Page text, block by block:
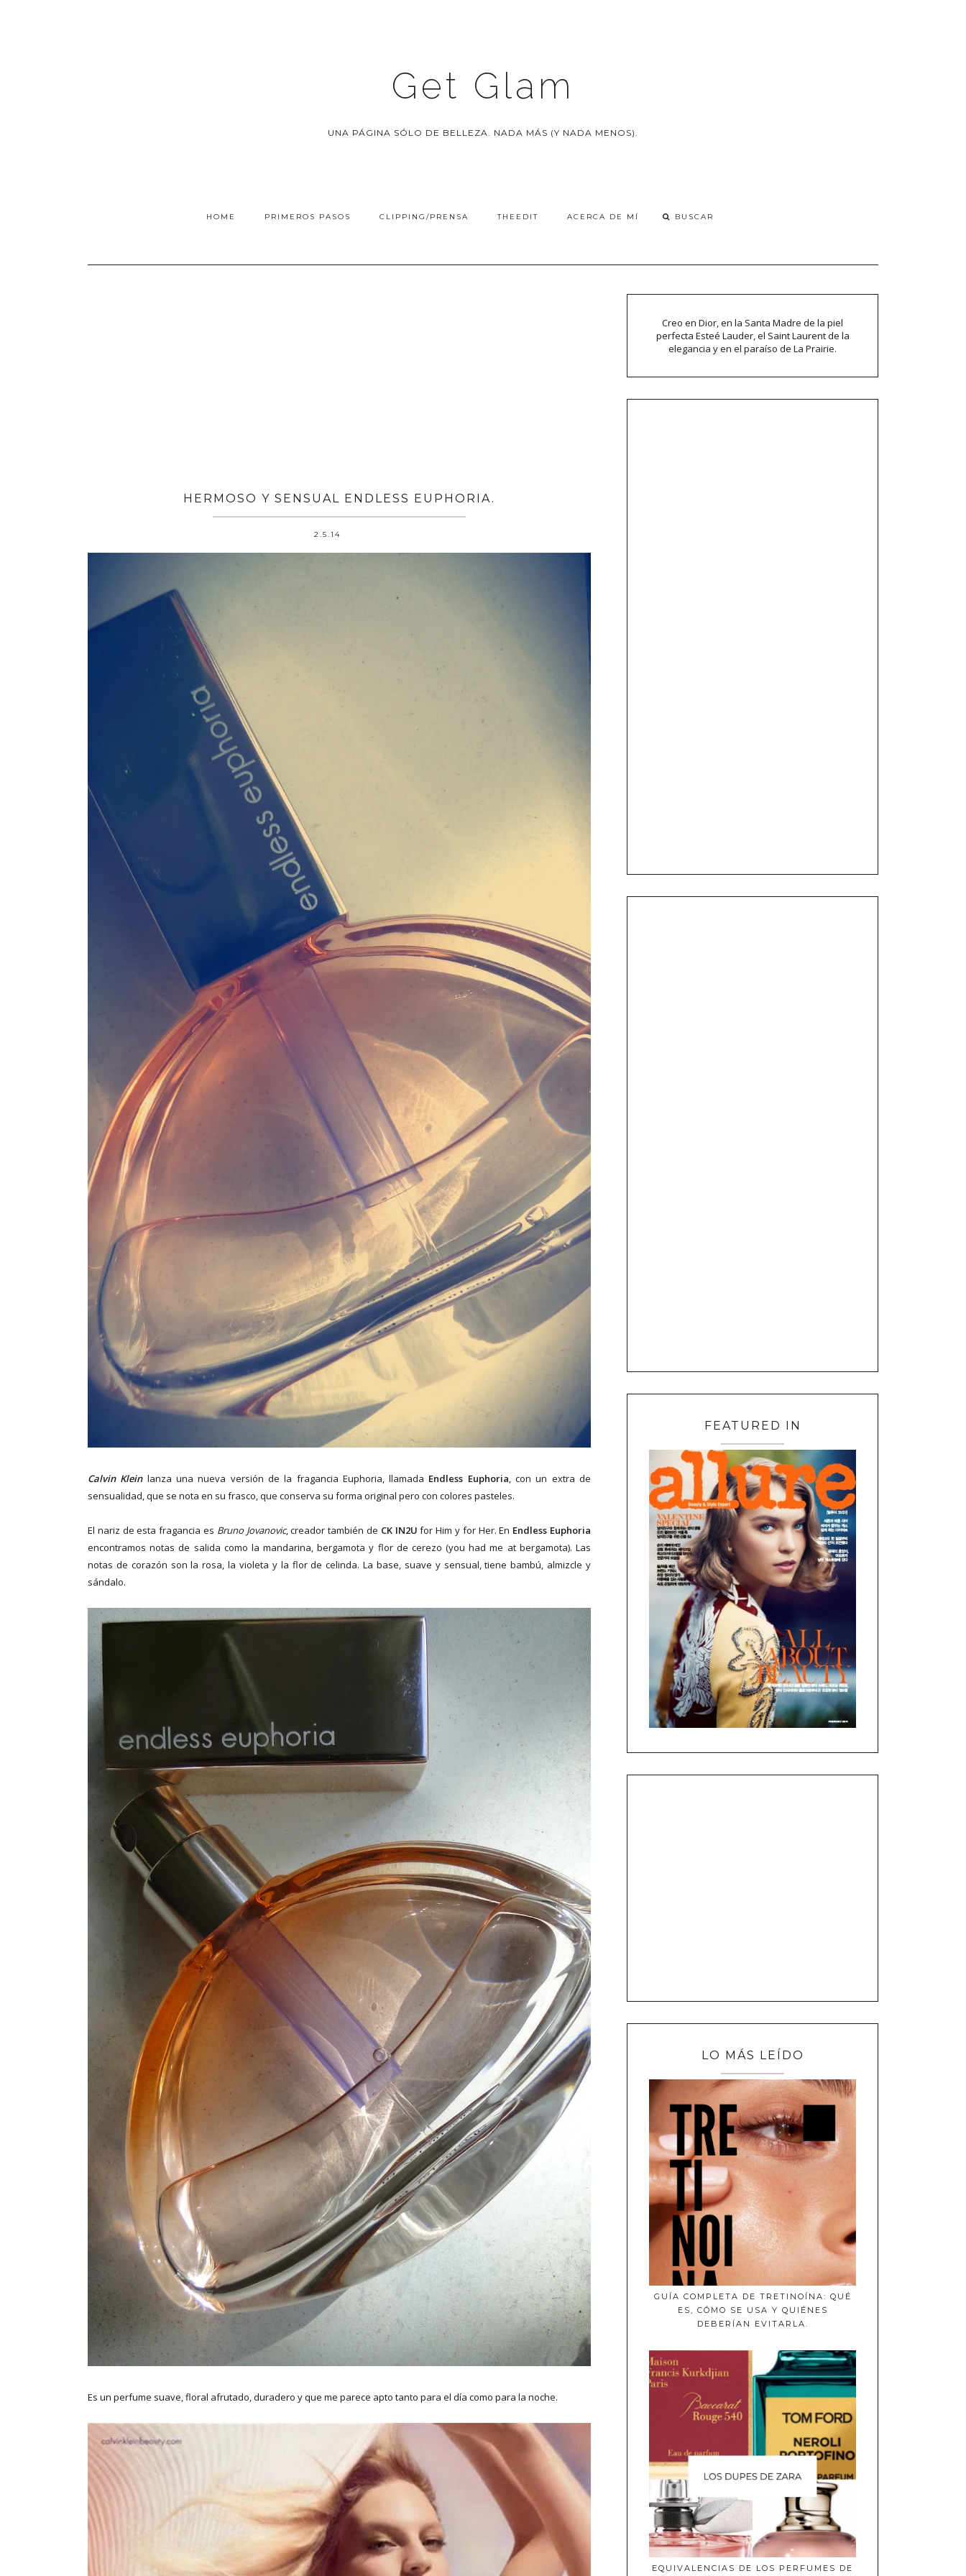
Get Glam
UNA PÁGINA SÓLO DE BELLEZA. NADA MÁS (Y NADA MENOS).
HOME PRIMEROS PASOS CLIPPING/PRENSA THEEDIT ACERCA DE MÍ
HERMOSO Y SENSUAL ENDLESS EUPHORIA.
2.5.14
Calvin Kleinlanza una nueva versión de la fragancia Euphoria, llamada Endless Euphoria, con un extra de
sensualidad, que se nota en su frasco, que conserva su forma original pero con colores pasteles.
El nariz de esta fragancia es Bruno Jovanovic, creador también de CK IN2U for Him y for Her. En Endless Euphoria
encontramos notas de salida como la mandarina, bergamota y flor de cerezo (you had me at bergamota). Las
notas de corazón son la rosa, la violeta y la flor de celinda. La base, suave y sensual, tiene bambú, almizcle y
sándalo.
Es un perfume suave, floral afrutado, duradero y que me parece apto tanto para el día como para la noche.
Creo en Dior, en la Santa Madre de la piel
perfecta Esteé Lauder, el Saint Laurent de la
elegancia y en el paraíso de La Prairie.
FEATURED IN
LO MÁS LEÍDO
GUÍA COMPLETA DE TRETINOÍNA: QUÉ
ES, CÓMO SE USA Y QUIÉNES
DEBERÍAN EVITARLA.
EQUIVALENCIAS DE LOS PERFUMES DE